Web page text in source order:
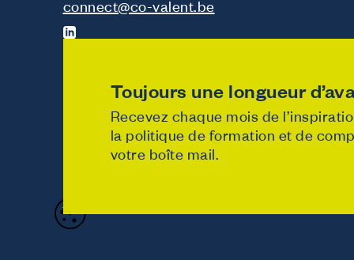
connect@co-valent.be
Toujours une longueur
Recevez chaque mois de
la politique de formation et de
votre boîte mail.
Politique de vie privée